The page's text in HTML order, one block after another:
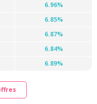
6.96%
6.85%
6.87%
6.84%
6.89%